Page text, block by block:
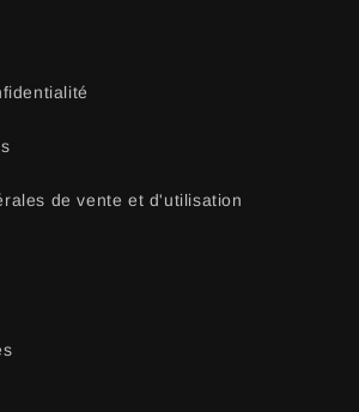
de vente et d'utilisation